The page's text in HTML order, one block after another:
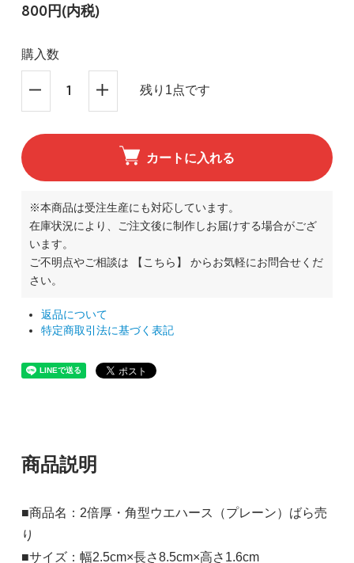
800円(内税)
購入数
残り1点です
カートに入れる
※本商品は受注生産にも対応しています。
在庫状況により、ご注文後に制作しお届けする場合がござ
います。
ご不明点やご相談は
【こちら】
からお気軽にお問合せくだ
さい。
返品について
特定商取引法に基づく表記
商品説明
■商品名：2倍厚・角型ウエハース（プレーン）ばら売
り
■サイズ：幅2.5cm×長さ8.5cm×高さ1.6cm